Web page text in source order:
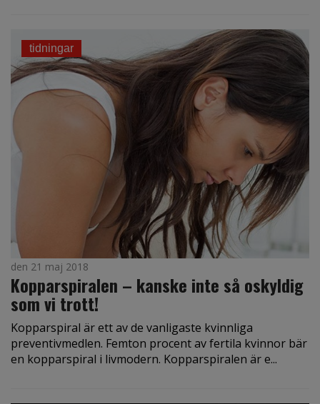
tidningar
den 21 maj 2018
Kopparspiralen – kanske inte så oskyldig
som vi trott!
Kopparspiral är ett av de vanligaste kvinnliga
preventivmedlen. Femton procent av fertila kvinnor bär
en kopparspiral i livmodern. Kopparspiralen är e...